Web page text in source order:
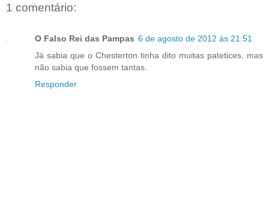
1 comentário:
O Falso Rei das Pampas 6 de agosto de 2012 às 21:51
Já sabia que o Chesterton tinha dito muitas patetices, mas
não sabia que fossem tantas.
Responder